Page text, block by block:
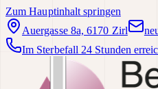
Zum Hauptinhalt springen
Auergasse 8a, 6170 Zirl
Im Sterbefall 24 Stunden